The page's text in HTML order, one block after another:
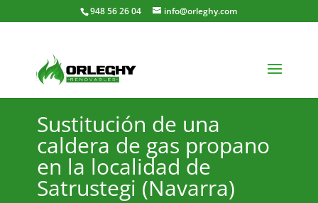
948 56 26 04 info@orleghy.com
Sustitución de una
caldera de gas propano
en la localidad de
Satrustegi (Navarra)